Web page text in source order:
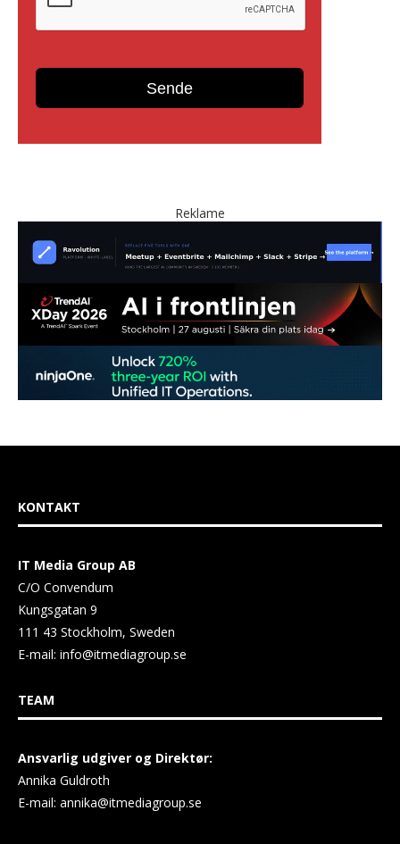
Reklame
KONTAKT
IT Media Group AB
C/O Convendum
Kungsgatan 9
111 43 Stockholm, Sweden
E-mail: info@itmediagroup.se
TEAM
Ansvarlig udgiver og Direktør:
Annika Guldroth
E-mail: annika@itmediagroup.se